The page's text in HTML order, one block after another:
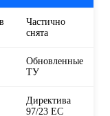
Частично
снята
Обновленные
ТУ
Директива
97/23 ЕС